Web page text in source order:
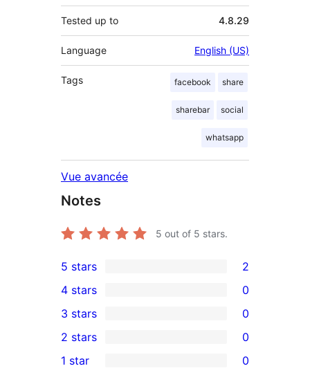
Tested up to 4.8.29
Language English (US)
Tags facebook share
sharebar social
whatsapp
Vue avancée
Notes
5 out of 5 stars.
2
5-
star
reviews
5 stars 2
4-
star
reviews
4 stars 0
0
3-
star
3 stars 0
2-
2 stars 0
1 star 0